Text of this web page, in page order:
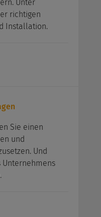
Unter
richtigen
Installation.
Sie einen
und
Und
Unternehmens